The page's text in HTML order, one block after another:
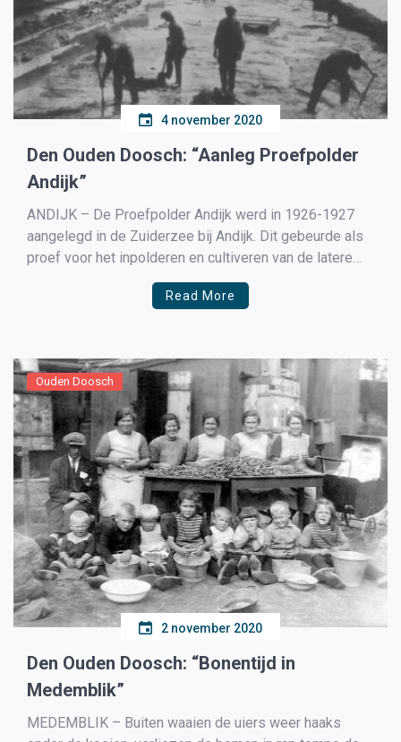
4 november 2020
Den Ouden Doosch: “Aanleg Proefpolder
Andijk”
ANDIJK – De Proefpolder Andijk werd in 1926-1927
aangelegd in de Zuiderzee bij Andijk. Dit gebeurde als
proef voor het inpolderen en cultiveren van de latere
IJsselmeerpolders. In 1929 werd de Proefpolder
geopend door Koningin Wilhelmina. In 1918 nam de
Read More
Ouden Doosch
2 november 2020
Den Ouden Doosch: “Bonentijd in
Medemblik”
MEDEMBLIK – Buiten waaien de uiers weer haaks